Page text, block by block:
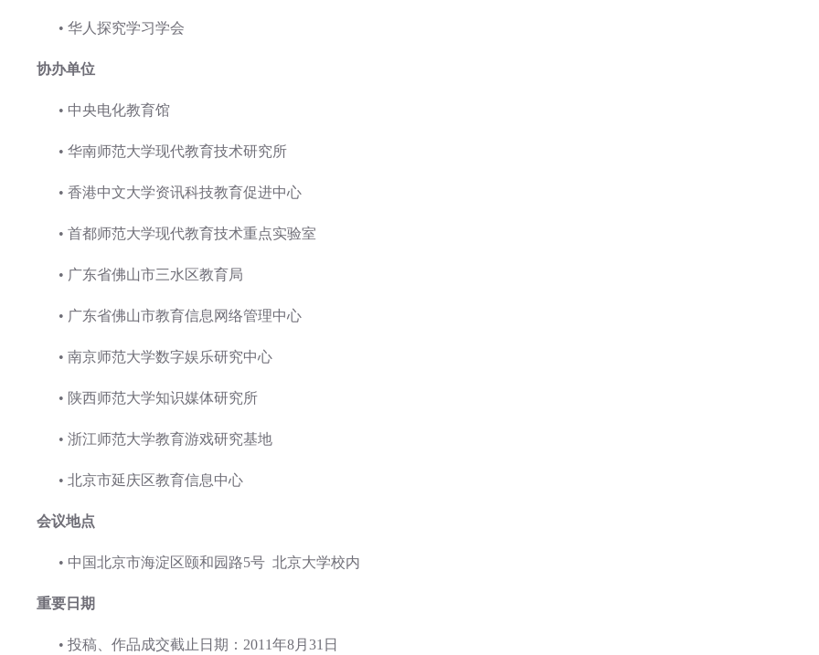
• 华人探究学习学会
协办单位
• 中央电化教育馆
• 华南师范大学现代教育技术研究所
• 香港中文大学资讯科技教育促进中心
• 首都师范大学现代教育技术重点实验室
• 广东省佛山市三水区教育局
• 广东省佛山市教育信息网络管理中心
• 南京师范大学数字娱乐研究中心
• 陕西师范大学知识媒体研究所
• 浙江师范大学教育游戏研究基地
• 北京市延庆区教育信息中心
会议地点
• 中国北京市海淀区颐和园路5号 北京大学校内
重要日期
• 投稿、作品成交截止日期：2011年8月31日